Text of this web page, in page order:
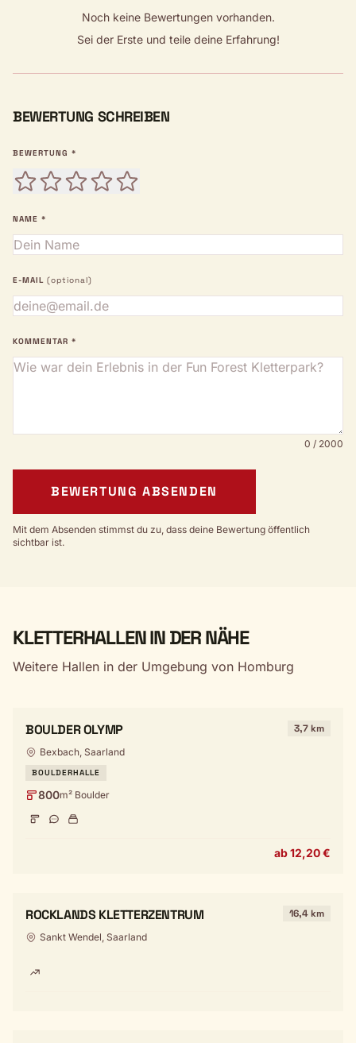
Noch keine Bewertungen vorhanden.
Sei der Erste und teile deine Erfahrung!
BEWERTUNG SCHREIBEN
BEWERTUNG *
NAME *
E-MAIL (optional)
KOMMENTAR *
0 / 2000
BEWERTUNG ABSENDEN
Mit dem Absenden stimmst du zu, dass deine Bewertung öffentlich
sichtbar ist.
KLETTERHALLEN IN DER NÄHE
Weitere Hallen in der Umgebung von Homburg
BOULDER OLYMP 3,7 km
Bexbach, Saarland
BOULDERHALLE
800m² Boulder
ab 12,20 €
ROCKLANDS KLETTERZENTRUM 16,4 km
Sankt Wendel, Saarland